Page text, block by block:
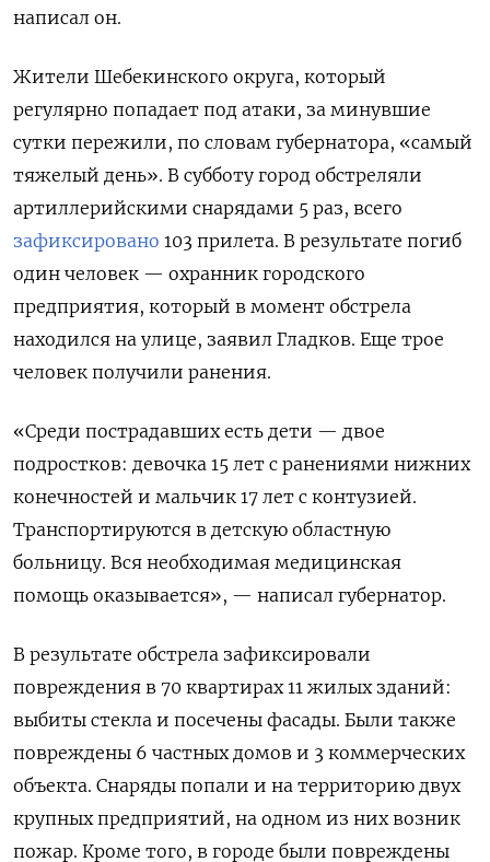
написал он.
Жители Шебекинского округа, который
регулярно попадает под атаки, за минувшие
сутки пережили, по словам губернатора, «самый
тяжелый день». В субботу город обстреляли
артиллерийскими снарядами 5 раз, всего
зафиксировано 103 прилета. В результате погиб
один человек — охранник городского
предприятия, который в момент обстрела
находился на улице, заявил Гладков. Еще трое
человек получили ранения.
«Среди пострадавших есть дети — двое
подростков: девочка 15 лет с ранениями нижних
конечностей и мальчик 17 лет с контузией.
Транспортируются в детскую областную
больницу. Вся необходимая медицинская
помощь оказывается», — написал губернатор.
В результате обстрела зафиксировали
повреждения в 70 квартирах 11 жилых зданий:
выбиты стекла и посечены фасады. Были также
повреждены 6 частных домов и 3 коммерческих
объекта. Снаряды попали и на территорию двух
крупных предприятий, на одном из них возник
пожар. Кроме того, в городе были повреждены